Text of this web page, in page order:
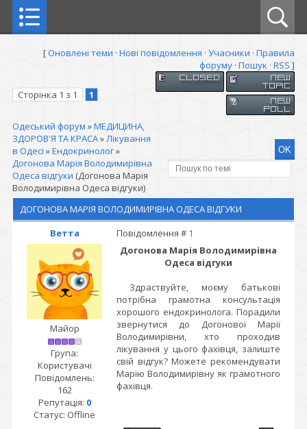
[Оновлені теми · Нові повідомлення · Учасники · Правила
форуму · Пошук · RSS ]
Сторінка 1 з 1 1
Одеський форум »МЕДИЦИНА,
ЗДОРОВ'Я ТА КРАСА»Лікування
в Одесі »Ендокринолог»
Догонова Марія Володимирівна
Одеса відгуки (Догонова Марія
Володимирівна Одеса відгуки)
ДОГОНОВА МАРІЯ ВОЛОДИМИРІВНА ОДЕСА ВІДГУКИ
Ветта
Повідомлення # 1
Майор
Група:
Користувачі
Повідомлень:
162
Репутація: 0
Статус: Offline
Догонова Марія Володимирівна
Одеса відгуки
Здраствуйте, моєму батькові
потрібна грамотна консультація
хорошого ендокринолога. Порадили
звернутися до Догонової Марії
Володимирівни, хто проходив
лікування у цього фахівця, залиште
свій відгук? Можете рекомендувати
Марію Володимирівну як грамотного
фахівця.